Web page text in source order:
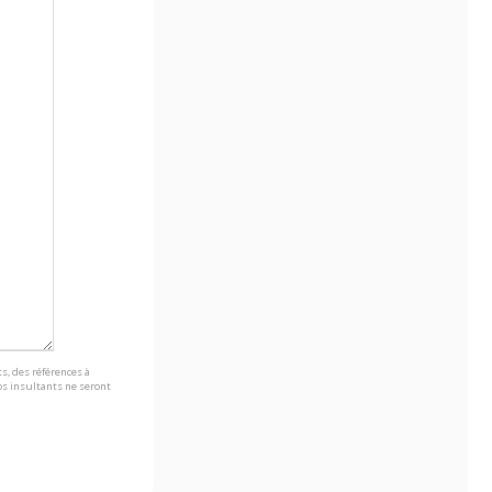
des références à
insultants ne seront